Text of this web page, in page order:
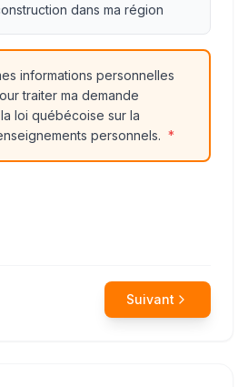
dans ma région
informations personnelles
traiter ma demande
loi québécoise sur la
personnels. *
Suivant